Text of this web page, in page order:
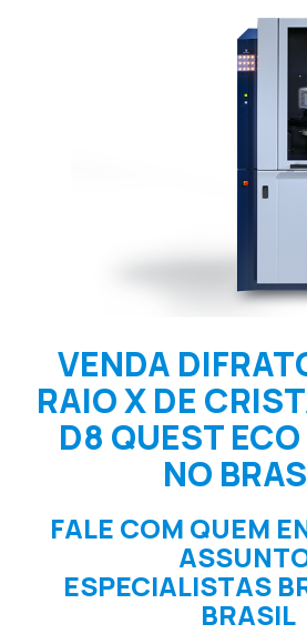
VENDA
RAIO X DE
D8 QUEST
NO
FALE COM QUEM
ESPECIALISTAS
BRASIL